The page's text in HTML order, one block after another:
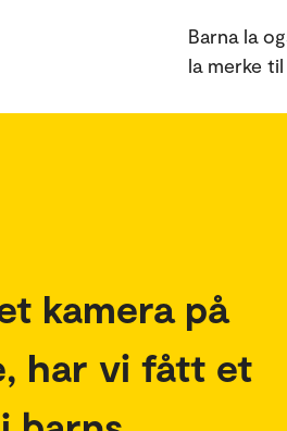
Barna la
la merke
kamera på
har vi fått et